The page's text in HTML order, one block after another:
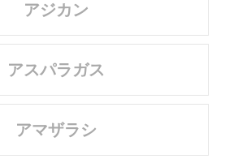
アジカン
アスパラガス
アマザラシ